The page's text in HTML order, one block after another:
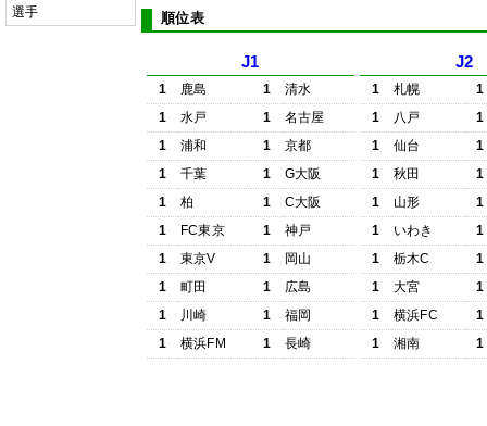
選手
順位表
J1
1 鹿島 1
清水
1
水戸 1
名古屋
1
浦和 1
京都
1
千葉 1
G大阪
1
柏 1
C大阪
1
FC東京 1
神戸
1
東京V 1
岡山
1
町田 1
広島
1
川崎 1
福岡
1
横浜FM 1 長崎
J2
1 札幌
1
1
八戸
1
1
仙台
1
1
秋田
1
1
山形
1
1
いわき
1
1
栃木C
1
1
大宮
1
1
横浜FC
1
1
湘南 1